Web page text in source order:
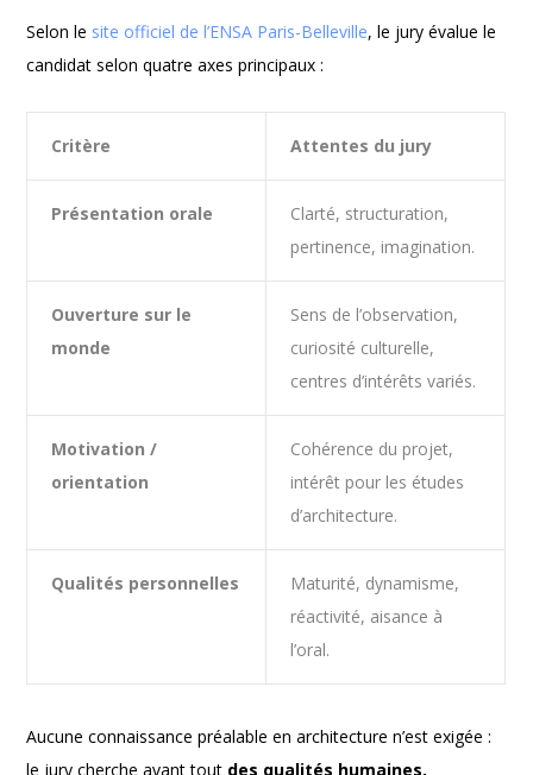
Selon le site officiel de l’ENSA Paris-Belleville, le jury évalue le
candidat selon quatre axes principaux :
Critère Attentes du jury
Présentation orale
Clarté, structuration,
pertinence, imagination.
Ouverture sur le
monde
Sens de l’observation,
curiosité culturelle,
centres d’intérêts variés.
Motivation /
orientation
Cohérence du projet,
intérêt pour les études
d’architecture.
Qualités personnelles
Maturité, dynamisme,
réactivité, aisance à
l’oral.
Aucune connaissance préalable en architecture n’est exigée :
le jury cherche avant tout des qualités humaines,